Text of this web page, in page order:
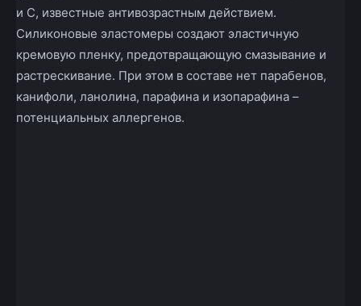
и С, известные антивозрастным действием.
Силиконовые эластомеры создают эластичную
кремовую пленку, предотвращающую смазывание и
растрескивание. При этом в составе нет парабенов,
канифоли, ланолина, парафина и изопарафина –
потенциальных аллергенов.